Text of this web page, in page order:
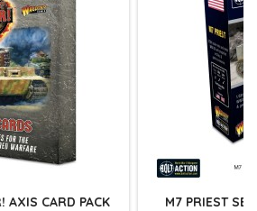
AXIS CARD PACK
M7 PRIEST